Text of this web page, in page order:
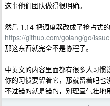
这事他们团队做得很明确。
然后 1.14 把调度器改成了抢占式的
https://github.com/golang/go/
那这东西就完全不是协程了。
中英文的内容里面都有很多人习
你的习惯要留着它，那就留着吧也
不过错的就是错的，别理直气壮地